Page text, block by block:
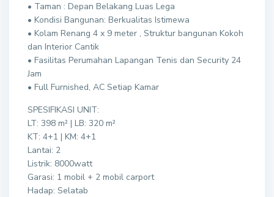
• Taman : Depan Belakang Luas Lega
• Kondisi Bangunan: Berkualitas Istimewa
• Kolam Renang 4 x 9 meter , Struktur bangunan Kokoh
dan Interior Cantik
• Fasilitas Perumahan Lapangan Tenis dan Security 24
Jam
• Full Furnished, AC Setiap Kamar
SPESIFIKASI UNIT:
LT: 398 m² | LB: 320 m²
KT: 4+1 | KM: 4+1
Lantai: 2
Listrik: 8000watt
Garasi: 1 mobil + 2 mobil carport
Hadap: Selatab